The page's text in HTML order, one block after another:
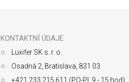
KONTAKTNÍ ÚDAJE
Luxifer SK s. r. o.
Osadná 2, Bratislava, 831 03
+421 233 215 611 (PO-PI, 9 - 15 hod)